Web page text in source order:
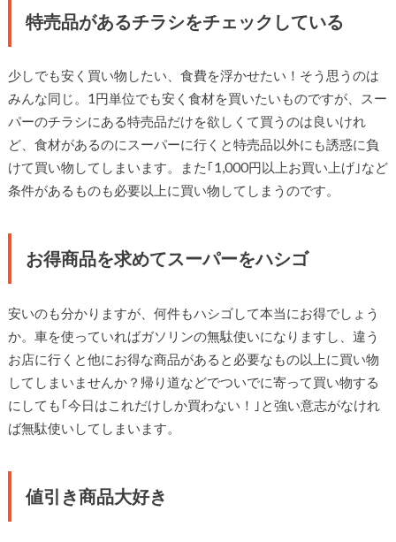
特売品があるチラシをチェックしている
少しでも安く買い物したい、食費を浮かせたい！そう思うのは
みんな同じ。1円単位でも安く食材を買いたいものですが、スー
パーのチラシにある特売品だけを欲しくて買うのは良いけれ
ど、食材があるのにスーパーに行くと特売品以外にも誘惑に負
けて買い物してしまいます。また｢1,000円以上お買い上げ｣など
条件があるものも必要以上に買い物してしまうのです。
お得商品を求めてスーパーをハシゴ
安いのも分かりますが、何件もハシゴして本当にお得でしょう
か。車を使っていればガソリンの無駄使いになりますし、違う
お店に行くと他にお得な商品があると必要なもの以上に買い物
してしまいませんか？帰り道などでついでに寄って買い物する
にしても｢今日はこれだけしか買わない！｣と強い意志がなけれ
ば無駄使いしてしまいます。
値引き商品大好き